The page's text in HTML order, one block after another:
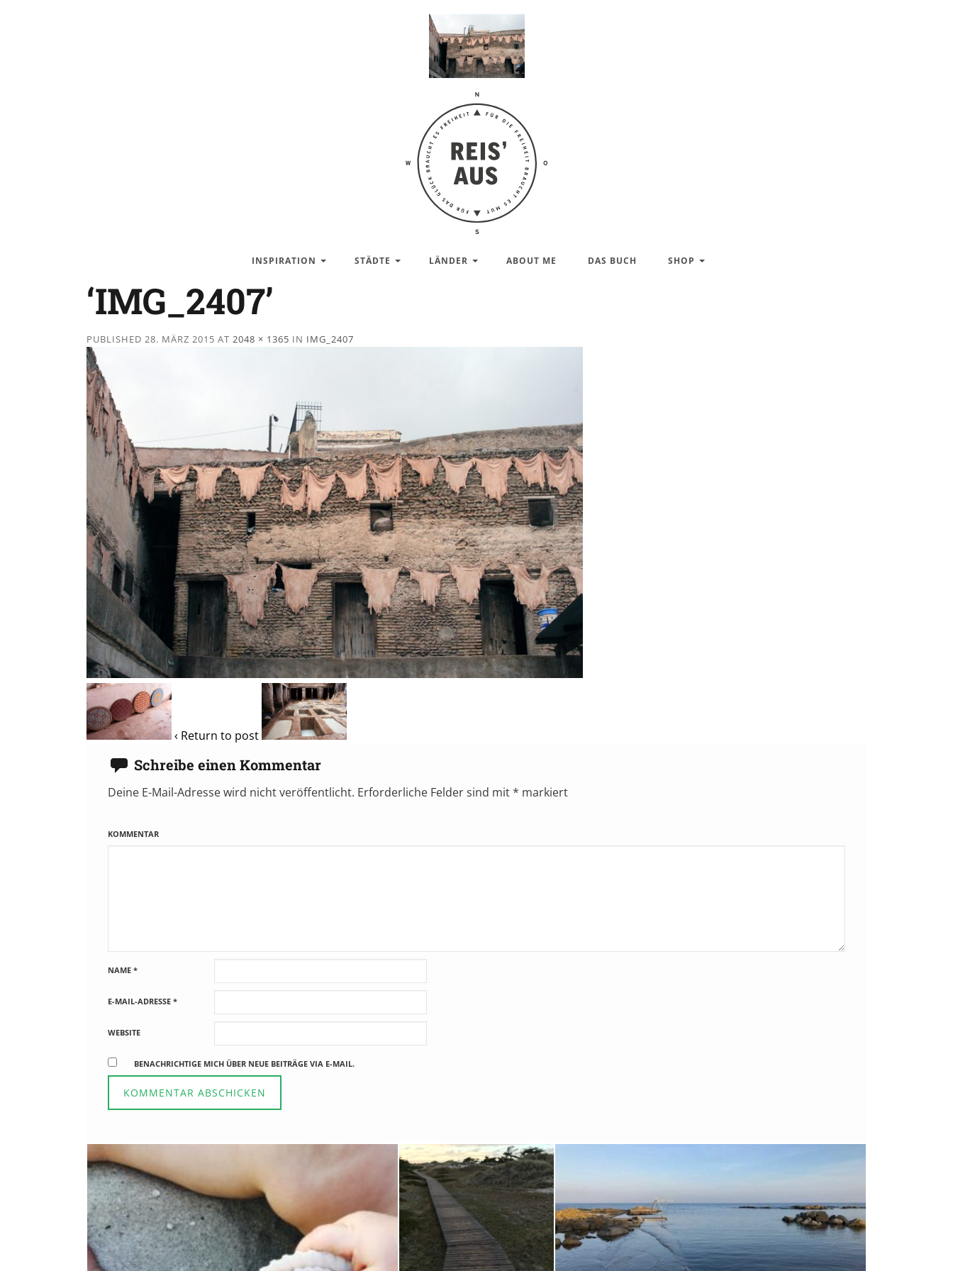
Reis'
aus –
Reiseblog
INSPIRATION STÄDTE LÄNDER ABOUT ME DAS BUCH SHOP
‘IMG_2407’
PUBLISHED 28. MÄRZ 2015 AT 2048 × 1365 IN IMG_2407
‹ Return to post
Schreibe einen Kommentar
Deine E-Mail-Adresse wird nicht veröffentlicht. Erforderliche Felder sind mit* markiert
KOMMENTAR
NAME *
E-MAIL-ADRESSE *
WEBSITE
BENACHRICHTIGE MICH ÜBER NEUE BEITRÄGE VIA E-MAIL.
Fischland
12. FEBRUAR 2019
Bornholm
29. OKTOBER 2018